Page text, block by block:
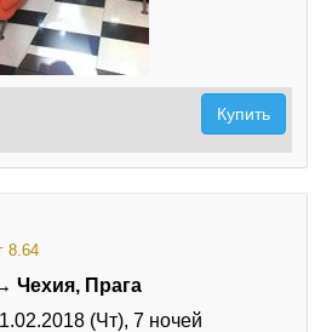
Купить
8.64
Чехия, Прага
(Чт), 7 ночей